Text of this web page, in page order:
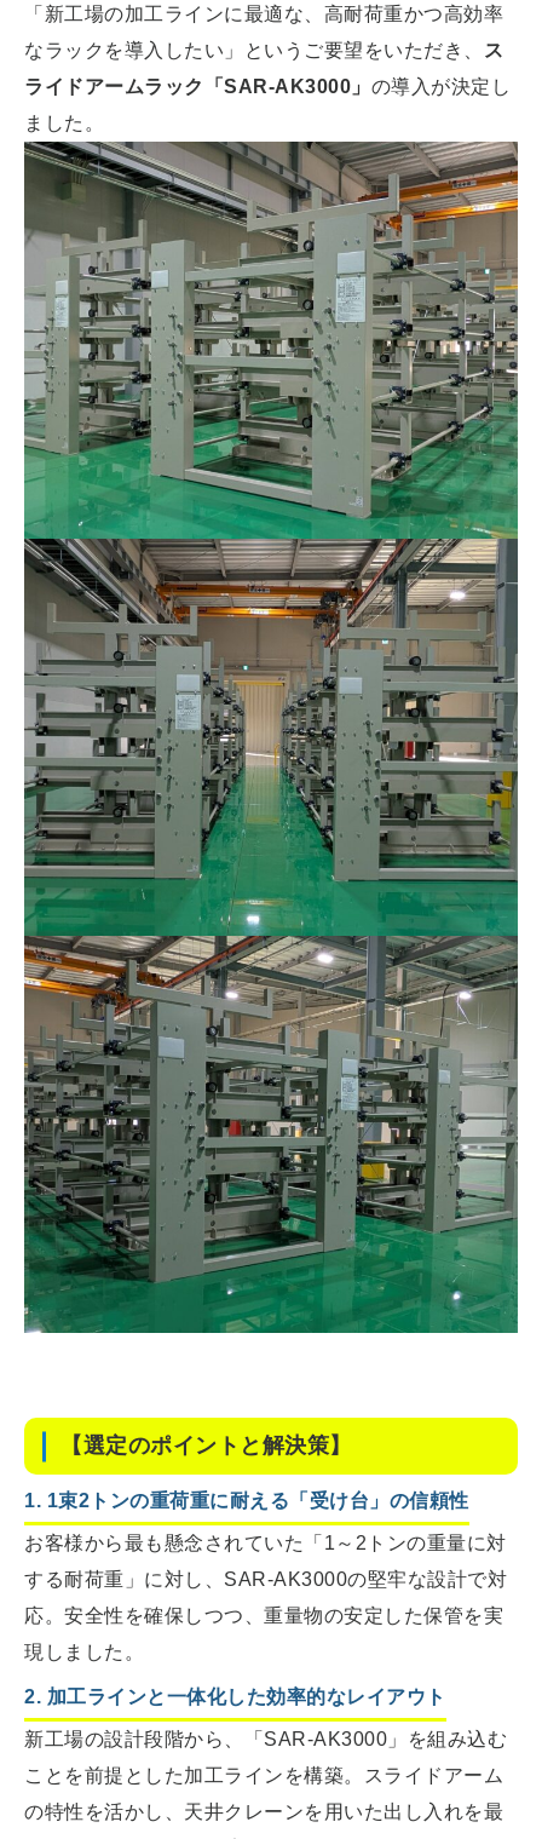
「新工場の加工ラインに最適な、高耐荷重かつ高効率
なラックを導入したい」というご要望をいただき、
ス
ライドアームラック「SAR-AK3000」 の導入が決定し
ました。
【選定のポイントと解決策】
1. 1束2トンの重荷重に耐える「受け台」の信頼性
お客様から最も懸念されていた「1～2トンの重量に対
する耐荷重」に対し、SAR-AK3000の堅牢な設計で対
応。安全性を確保しつつ、重量物の安定した保管を実
現しました。
2. 加工ラインと一体化した効率的なレイアウト
新工場の設計段階から、「SAR-AK3000」を組み込む
ことを前提とした加工ラインを構築。スライドアーム
の特性を活かし、天井クレーンを用いた出し入れを最